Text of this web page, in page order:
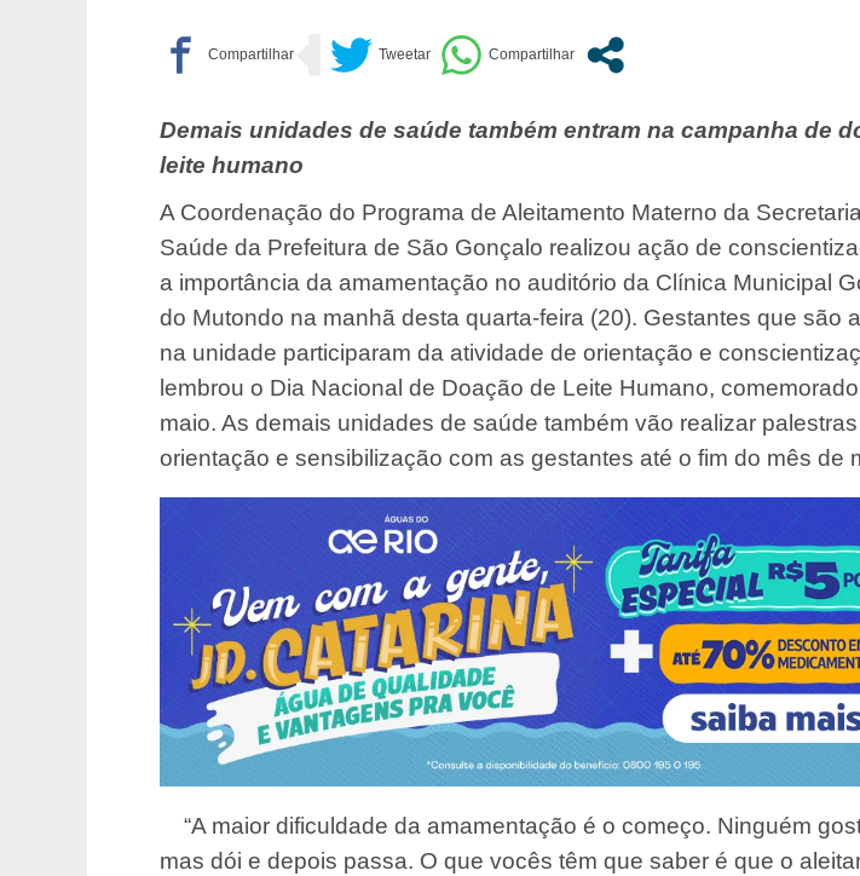
Demais unidades de saúde também entram na campanha de
leite humano
A Coordenação do Programa de Aleitamento Materno da
Saúde da Prefeitura de São Gonçalo realizou ação de
a importância da amamentação no auditório da Clínica Municipal
do Mutondo na manhã desta quarta-feira (20). Gestantes que são
na unidade participaram da atividade de orientação e
lembrou o Dia Nacional de Doação de Leite Humano,
maio. As demais unidades de saúde também vão realizar
orientação e sensibilização com as gestantes até o fim do mês de
“A maior dificuldade da amamentação é o começo. Ninguém
mas dói e depois passa. O que vocês têm que saber é que o